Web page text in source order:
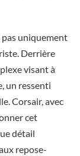
pas uniquement
Derrière
visant à
un ressenti
Corsair, avec
cet
détail
repose-